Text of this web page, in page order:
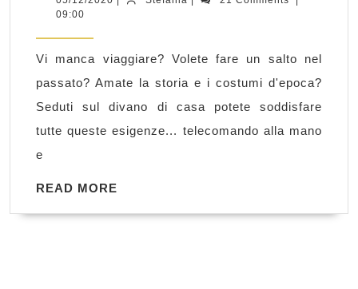
A
TEMA
ROYAL
09:00
Vi manca viaggiare? Volete fare un salto nel
passato? Amate la storia e i costumi d'epoca?
Seduti sul divano di casa potete soddisfare
tutte queste esigenze... telecomando alla mano
e
READ MORE